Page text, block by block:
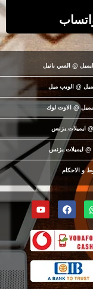
@ السي بانيل
@ الويب ميل
@ الاوت لوك
ايميلات.بزنس
@ ايميلات.بزنس
و الاحكام